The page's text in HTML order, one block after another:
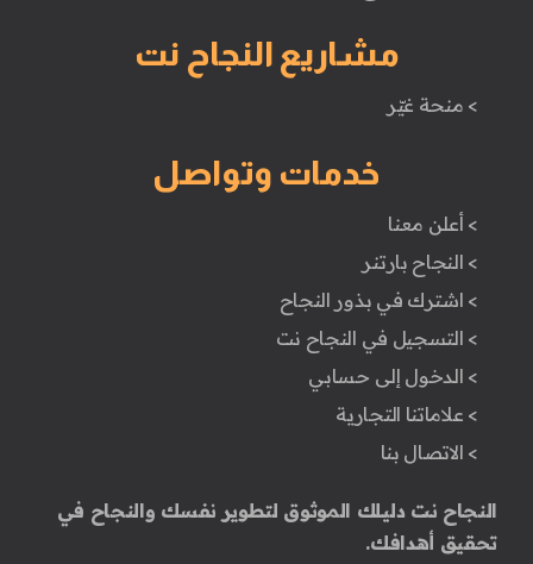
مشاريع النجاح نت
> منحة غيّر
خدمات وتواصل
> أعلن معنا
> النجاح بارتنر
> اشترك في بذور النجاح
> التسجيل في النجاح نت
> الدخول إلى حسابي
> علاماتنا التجارية
> الاتصال بنا
النجاح نت دليلك الموثوق لتطوير نفسك والنجاح في
تحقيق أهدافك.